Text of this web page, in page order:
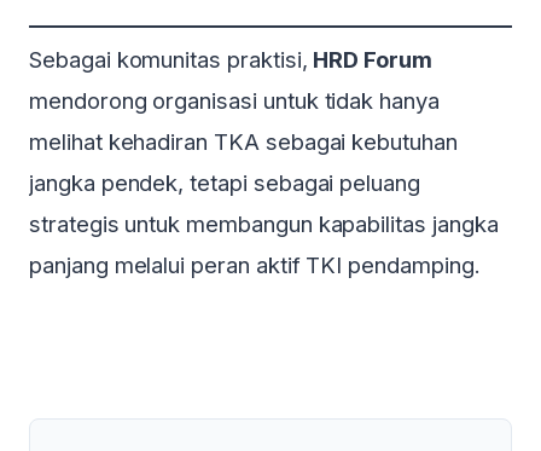
Sebagai komunitas praktisi, HRD Forum
mendorong organisasi untuk tidak hanya
melihat kehadiran TKA sebagai kebutuhan
jangka pendek, tetapi sebagai peluang
strategis untuk membangun kapabilitas jangka
panjang melalui peran aktif TKI pendamping.